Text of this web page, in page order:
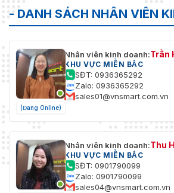
- DANH SÁCH NHÂN VIÊN
(Đang Online)
Nhân viên kinh doanh:Trần
KHU VỰC MIỀN BẮC
SĐT: 0936365292
Zalo: 0936365292
sales01@vnsmart.com.vn
Nhân viên kinh doanh:Thu
KHU VỰC MIỀN BẮC
SĐT: 0901790099
Zalo: 0901790099
sales04@vnsmart.com.vn